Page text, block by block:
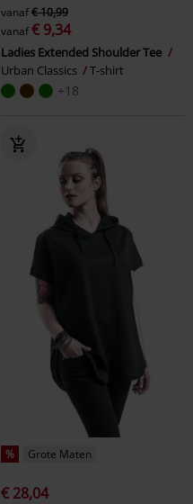
vanaf€ 10,99
vanaf€ 9,34
Ladies Extended Shoulder Tee
Urban Classics
T-shirt
+18
% Grote Maten
€ 28,04